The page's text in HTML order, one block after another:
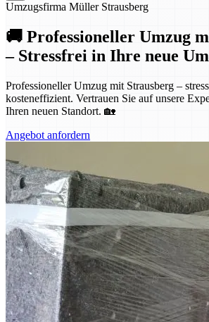
Umzugsfirma Müller Strausberg
🚚 Professioneller Umzug
– Stressfrei in Ihre neue
Professioneller Umzug mit Strausberg –
kosteneffizient. Vertrauen Sie auf unsere
Ihren neuen Standort. 🏡
Angebot anfordern